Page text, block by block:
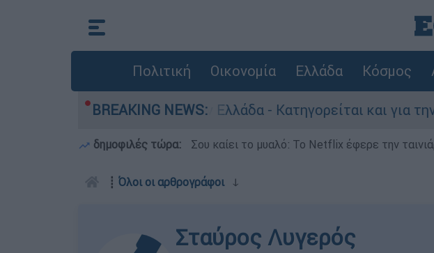
Πολιτική Οικονομία Ελλάδα Κόσμος
BREAKING NEWS:
ανθρωποκτονίες στην Ελλάδα - Κατηγορείται και για την
δημοφιλές τώρα: Σου καίει το μυαλό: Το Netflix έφερε την
┋ Όλοι οι αρθρογράφοιↆ
Σταύρος Λυγερός